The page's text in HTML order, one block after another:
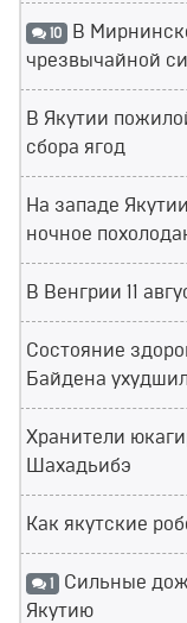
10 В
чрезвычайной
В Якутии
сбора ягод
На западе
ночное
В Венгрии 11
Состояние
Байдена
Хранители
Шахадьибэ
Как якутские
1 Сильные
Якутию